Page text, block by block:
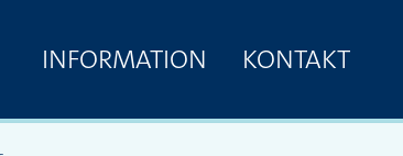
INFORMATION KONTAKT